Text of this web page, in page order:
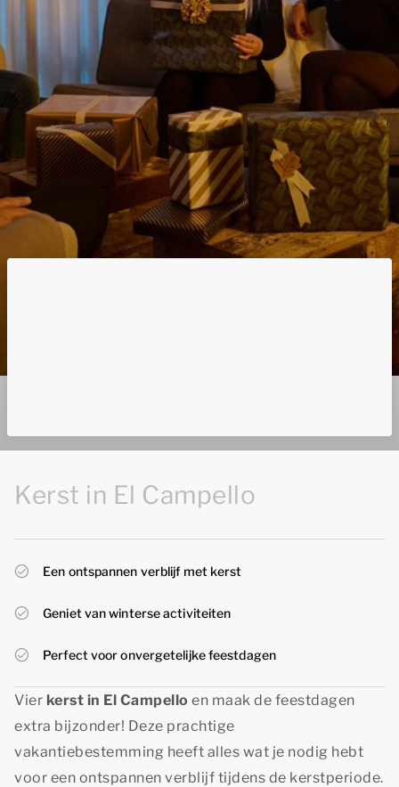
Kerst in El Campello
Een ontspannen verblijf met kerst
Geniet van winterse activiteiten
Perfect voor onvergetelijke feestdagen
Vier kerst in El Campello en maak de feestdagen
extra bijzonder! Deze prachtige
vakantiebestemming heeft alles wat je nodig hebt
voor een ontspannen verblijf tijdens de kerstperiode.